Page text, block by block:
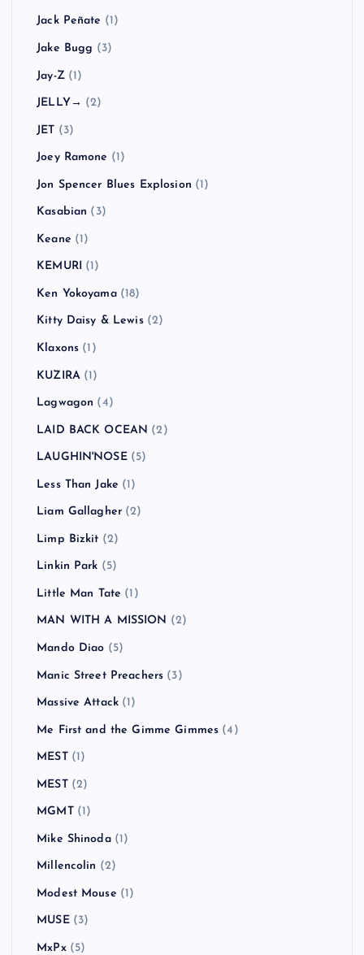
Jack Peñate (1)
Jake Bugg (3)
Jay-Z(1)
JELLY→ (2)
JET (3)
Joey Ramone (1)
Jon Spencer Blues Explosion (1)
Kasabian (3)
Keane (1)
KEMURI (1)
Ken Yokoyama(18)
Kitty Daisy & Lewis(2)
Klaxons (1)
KUZIRA(1)
Lagwagon (4)
LAID BACK OCEAN (2)
LAUGHIN'NOSE(5)
Less Than Jake (1)
Liam Gallagher (2)
Limp Bizkit (2)
Linkin Park (5)
Little Man Tate (1)
MAN WITH A MISSION (2)
Mando Diao (5)
Manic Street Preachers (3)
Massive Attack (1)
Me First and the Gimme Gimmes (4)
MEST(1)
MEST(2)
MGMT(1)
Mike Shinoda(1)
Millencolin (2)
Modest Mouse (1)
MUSE(3)
MxPx(5)